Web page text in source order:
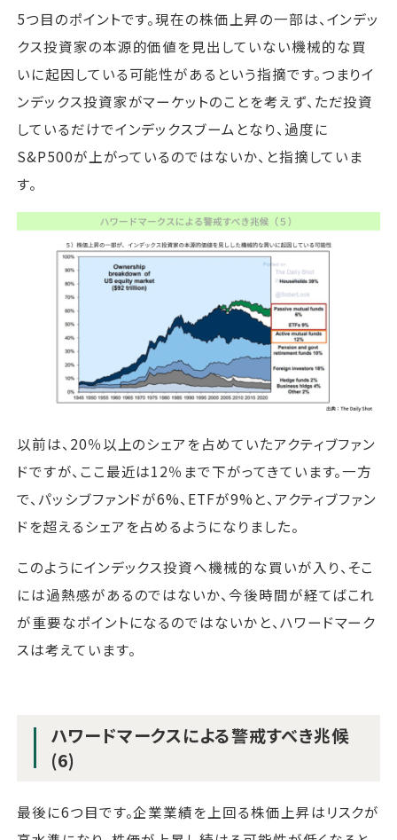
5つ目のポイントです。現在の株価上昇の一部は、インデッ
クス投資家の本源的価値を見出していない機械的な買
いに起因している可能性があるという指摘です。つまりイ
ンデックス投資家がマーケットのことを考えず、ただ投資
しているだけでインデックスブームとなり、過度に
S&P500が上がっているのではないか、と指摘していま
す。
以前は、20％以上のシェアを占めていたアクティブファン
ドですが、ここ最近は12％まで下がってきています。一方
で、パッシブファンドが6%、ETFが9%と、アクティブファン
ドを超えるシェアを占めるようになりました。
このようにインデックス投資へ機械的な買いが入り、そこ
には過熱感があるのではないか、今後時間が経てばこれ
が重要なポイントになるのではないかと、ハワードマーク
スは考えています。
ハワードマークスによる警戒すべき兆候
(6)
最後に6つ目です。企業業績を上回る株価上昇はリスクが